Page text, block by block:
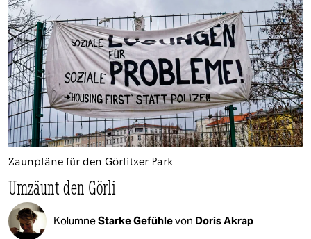
Zaunpläne für den Görlitzer Park
Umzäunt den Görli
KolumneStarke Gefühlevon Doris Akrap